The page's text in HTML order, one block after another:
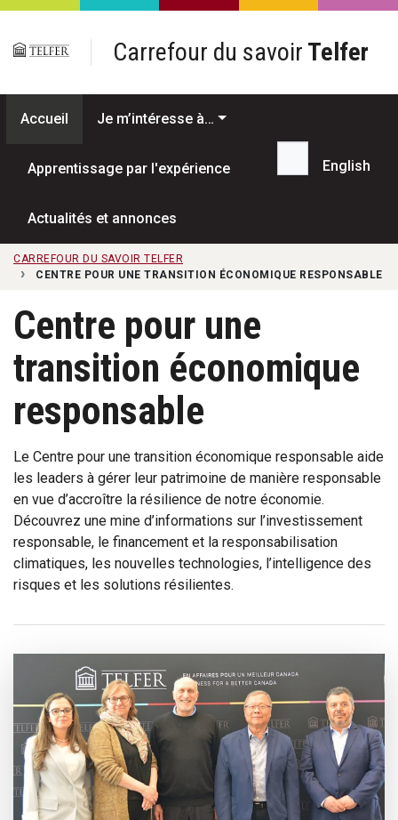
Passer au contenu principal
Carrefour du savoir Telfer
Accueil Je m’intéresse à…
Apprentissage par l'expérience
Actualités et annonces
Recherche...
English
CARREFOUR DU SAVOIR TELFER
CENTRE POUR UNE TRANSITION ÉCONOMIQUE RESPONSABLE
Centre pour une
transition économique
responsable
Le Centre pour une transition économique responsable aide
les leaders à gérer leur patrimoine de manière responsable
en vue d’accroître la résilience de notre économie.
Découvrez une mine d’informations sur l’investissement
responsable, le financement et la responsabilisation
climatiques, les nouvelles technologies, l’intelligence des
risques et les solutions résilientes.